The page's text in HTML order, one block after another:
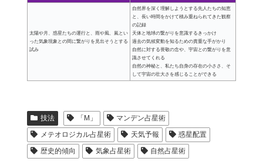
太陽や月、惑星たちの運行と、雨や風、嵐とい
った気象現象との間に繋がりを見出そうとする
試み
自然界を深く理解しようとする先人たちの知恵
と、長い時間をかけて積み重ねられてきた観察
の記録
天体と地球の繋がりを意識するきっかけ
過去の気候変動を知るための貴重な手がかり
自然に対する畏敬の念や、宇宙との繋がりを意
識させてくれる
自然の神秘と、私たち自身の存在の小ささ、そ
して宇宙の壮大さを感じることができる
技法 「M」
マンデン占星術
メテオロジカル占星術
天気予報
惑星配置
歴史的傾向
気象占星術 自然占星術